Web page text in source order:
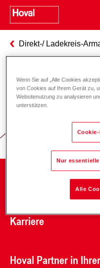
Direkt-/ Ladekreis-
Karriere
Hoval Partner in
Wenn Sie auf „Alle Cookies
von Cookies auf Ihrem Gerät zu,
Websitenutzung zu analysieren
unterstützen.
Nur
Alle